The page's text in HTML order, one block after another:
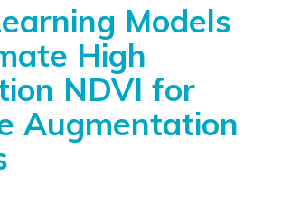
Models
High
NDVI for
Augmentation